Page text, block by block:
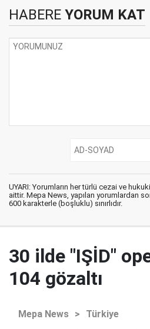
HABERE YORUM KAT
UYARI: Yorumların her türlü cezai ve
aittir. Mepa News, yapılan yorumlardan
600 karakterle (boşluklu) sınırlıdır.
30 ilde "IŞİD"
104 gözaltı
Mepa News > Türkiye